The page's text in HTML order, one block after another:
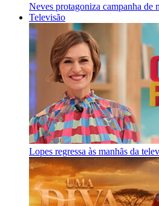
Neves protagoniza campanha de
Televisão
Lopes regressa às manhãs da